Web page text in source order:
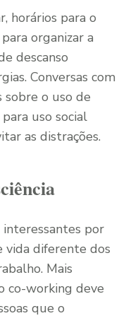
horários para o
organizar a
descanso
Conversas com
sobre o uso de
uso social
as distrações.
interessantes por
vida diferente dos
Mais
co-working deve
que o